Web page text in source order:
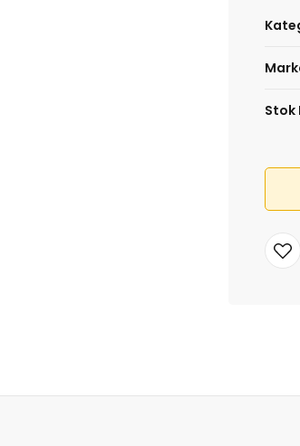
Stok